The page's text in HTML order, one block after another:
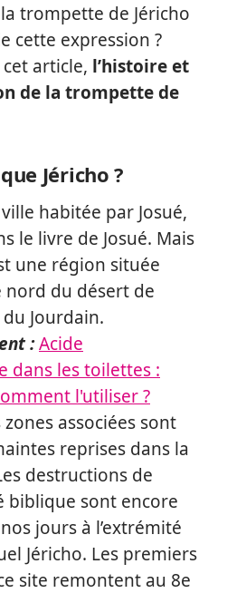
la trompette de Jéricho
cette expression ?
article, l’histoire et
de la trompette de
Jéricho ?
habitée par Josué,
le livre de Josué. Mais
une région située
nord du désert de
Jourdain.
:Acide
dans les toilettes :
l'utiliser ?
zones associées sont
reprises dans la
destructions de
biblique sont encore
jours à l’extrémité
Jéricho. Les premiers
site remontent au 8e